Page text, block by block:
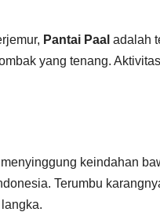
Pantai Paal adalah
yang tenang.
keindahan
Terumbu